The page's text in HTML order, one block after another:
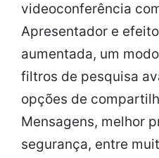
videoconferência
Apresentador e
aumentada, um
filtros de pesquisa
opções de
Mensagens, melhor
segurança, entre